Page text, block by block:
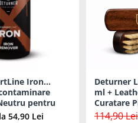
Iron
pentru
- 1L
54,90 Lei
Deturner
ml +
Curatare
114,90